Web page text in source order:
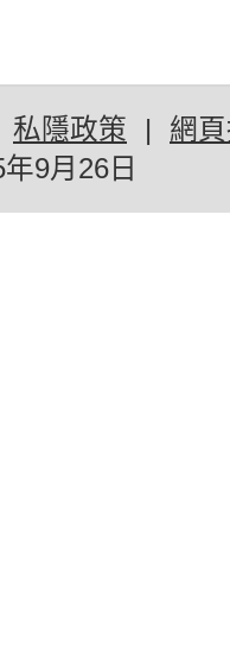
私隱政策 |
網
9月26日